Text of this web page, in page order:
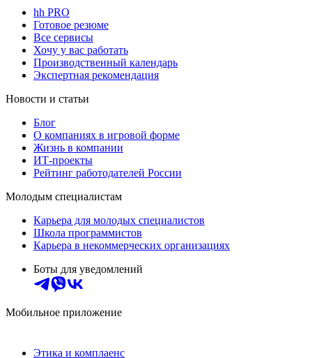
hh PRO
Готовое резюме
Все сервисы
Хочу у вас работать
Производственный календарь
Экспертная рекомендация
Новости и статьи
Блог
О компаниях в игровой форме
Жизнь в компании
ИТ-проекты
Рейтинг работодателей России
Молодым специалистам
Карьера для молодых специалистов
Школа программистов
Карьера в некоммерческих организациях
Боты для уведомлений
Мобильное приложение
Этика и комплаенс